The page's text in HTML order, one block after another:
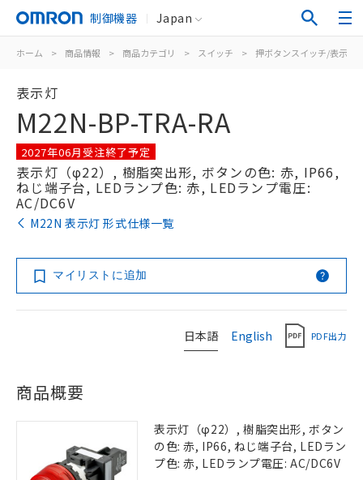
制御機器 Japan
ホーム > 商品情報 > 商品カテゴリ > スイッチ > 押ボタンスイッチ/表示灯
表示灯
M22N-BP-TRA-RA
2027年06月受注終了予定
表示灯（φ22）, 樹脂突出形, ボタンの色: 赤, IP66,
ねじ端子台, LEDランプ色: 赤, LEDランプ電圧:
AC/DC6V
M22N 表示灯 形式仕様一覧
マイリストに追加
日本語 English PDF出力
商品概要
表示灯（φ22）, 樹脂突出形, ボタン
の色: 赤, IP66, ねじ端子台, LEDラン
プ色: 赤, LEDランプ電圧: AC/DC6V